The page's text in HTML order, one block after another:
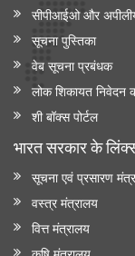
सीपीआईओ और
सूचना पुस्तिका
वेब सूचना प्रबंधक
लोक शिकायत निवेदन
शी बॉक्स पोर्टल
भारत सरकार के
सूचना एवं प्रसारण
वस्त्र मंत्रालय
वित्त मंत्रालय